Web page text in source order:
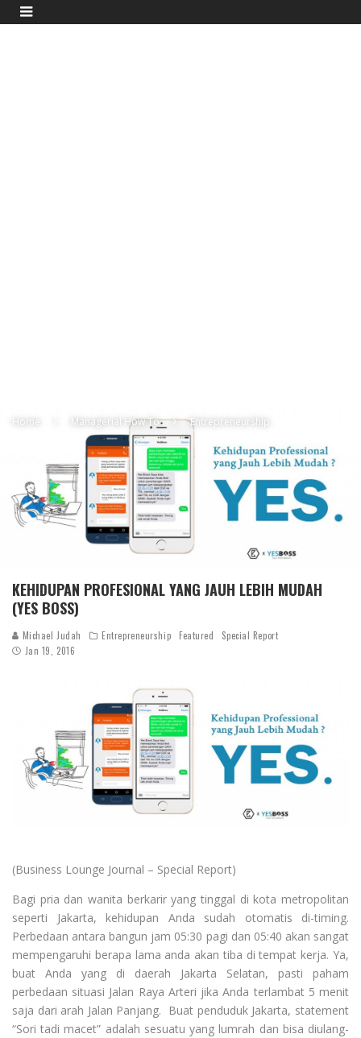
Home Managerial How To Entrepreneurship
KEHIDUPAN PROFESIONAL YANG JAUH LEBIH MUDAH
(YES BOSS)
Michael Judah Entrepreneurship Featured
Special Report
Jan 19, 2016
(Business Lounge Journal – Special Report)
Bagi pria dan wanita berkarir yang tinggal di kota metropolitan
seperti Jakarta, kehidupan Anda sudah otomatis di-timing.
Perbedaan antara bangun jam 05:30 pagi dan 05:40 akan sangat
mempengaruhi berapa lama anda akan tiba di tempat kerja. Ya,
buat Anda yang di daerah Jakarta Selatan, pasti paham
perbedaan situasi Jalan Raya Arteri jika Anda terlambat 5 menit
saja dari arah Jalan Panjang. Buat penduduk Jakarta, statement
“Sori tadi macet” adalah sesuatu yang lumrah dan bisa diulang-